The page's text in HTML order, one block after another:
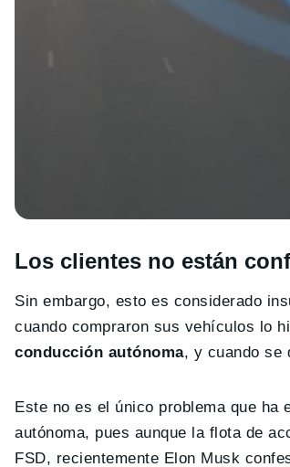
Los clientes no están
Sin embargo, esto es considerado
cuando compraron sus vehículos lo
conducción autónoma, y cuando se
Este no es el único problema que
autónoma, pues aunque la flota de
FSD, recientemente Elon Musk